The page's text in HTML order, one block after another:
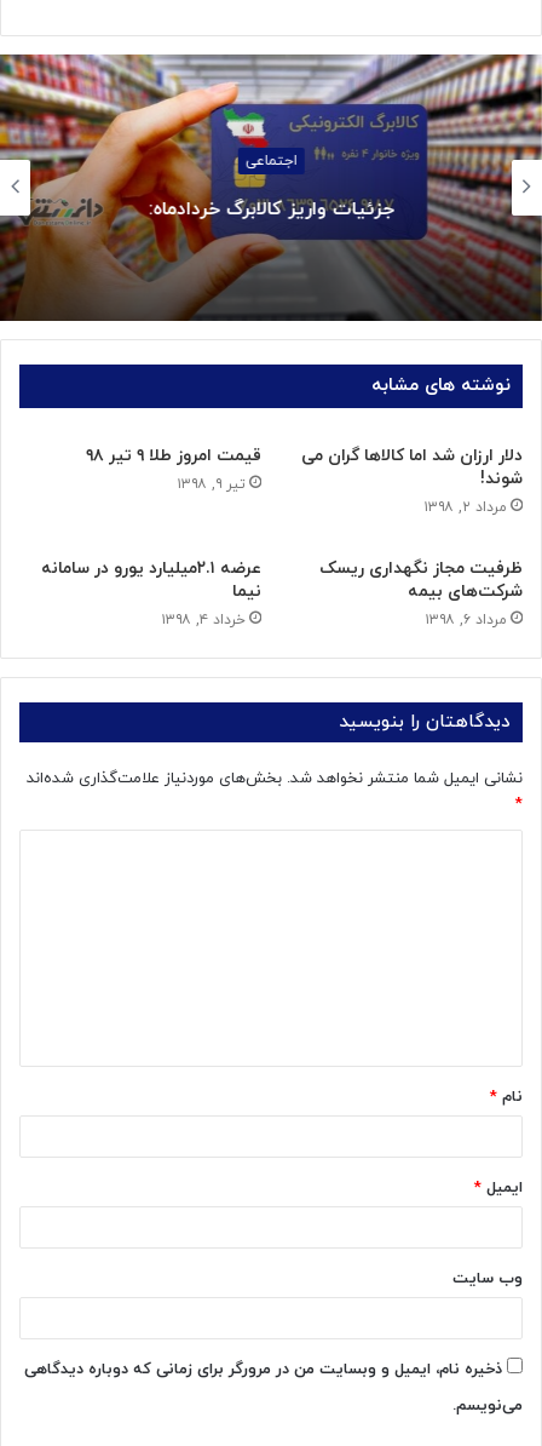
اجتماعی
جزئیات واریز کالابرگ خردادماه:
نوشته های مشابه
دلار ارزان شد اما کالاها گران می
شوند!
مرداد ۲, ۱۳۹۸
قیمت امروز طلا ۹ تیر ۹۸
تیر ۹, ۱۳۹۸
ظرفیت مجاز نگهداری ریسک
شرکت‌های بیمه
مرداد ۶, ۱۳۹۸
عرضه ۲.۱میلیارد یورو در سامانه
نیما
خرداد ۴, ۱۳۹۸
دیدگاهتان را بنویسید
نشانی ایمیل شما منتشر نخواهد شد. بخش‌های موردنیاز علامت‌گذاری شده‌اند
*
*
نام *
ایمیل *
وب‌ سایت
ذخیره نام، ایمیل و وبسایت من در مرورگر برای زمانی که دوباره دیدگاهی
می‌نویسم.